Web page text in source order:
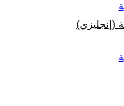
(إنجليزي)